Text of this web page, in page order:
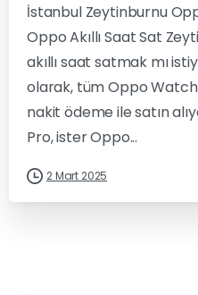
İstanbul Zeytinburnu
Oppo Akıllı Saat Sat
akıllı saat satmak mı
olarak, tüm Oppo
nakit ödeme ile satın
Pro, ister Oppo...
2 Mart 2025